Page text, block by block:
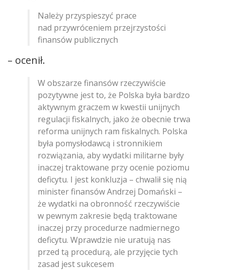
Należy przyspieszyć prace
nad przywróceniem przejrzystości
finansów publicznych
– ocenił.
W obszarze finansów rzeczywiście
pozytywne jest to, że Polska była bardzo
aktywnym graczem w kwestii unijnych
regulacji fiskalnych, jako że obecnie trwa
reforma unijnych ram fiskalnych. Polska
była pomysłodawcą i stronnikiem
rozwiązania, aby wydatki militarne były
inaczej traktowane przy ocenie poziomu
deficytu. I jest konkluzja – chwalił się nią
minister finansów Andrzej Domański –
że wydatki na obronność rzeczywiście
w pewnym zakresie będą traktowane
inaczej przy procedurze nadmiernego
deficytu. Wprawdzie nie uratują nas
przed tą procedurą, ale przyjęcie tych
zasad jest sukcesem